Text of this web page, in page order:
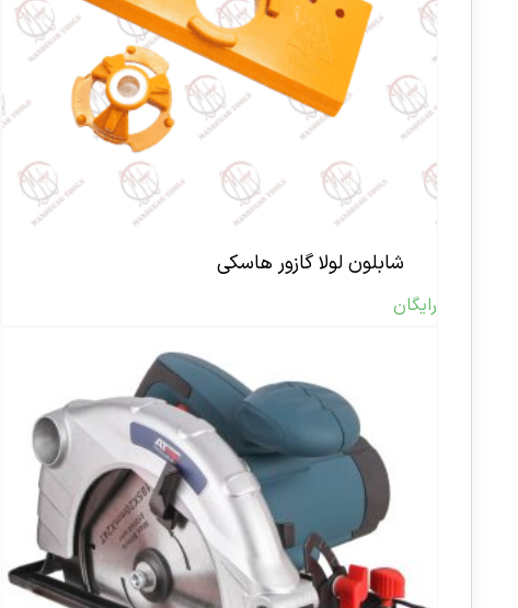
شابلون لولا گازور هاسکی
رایگان